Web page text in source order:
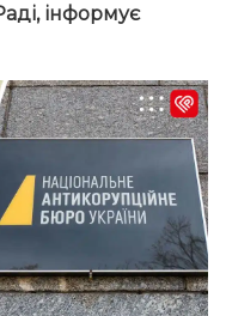
інформує